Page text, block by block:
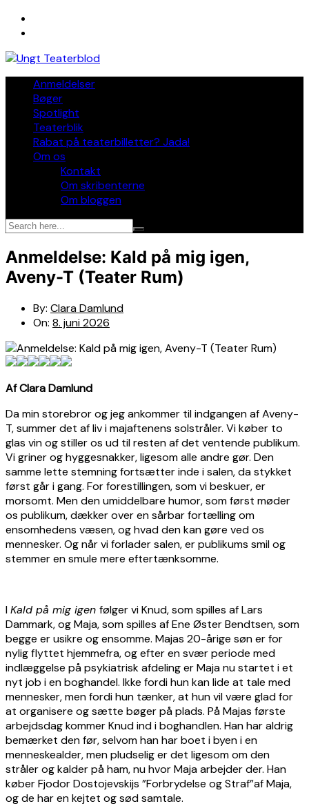
Skip
Anmeldelser
Bøger
Spotlight
Teaterblik
Rabat på teaterbilletter? Jada!
Om os
Kontakt
Om skribenterne
Om bloggen
Anmeldelse: Kald på mig igen,
Aveny-T (Teater Rum)
By: Clara Damlund
On: 8. juni 2026
Af Clara Damlund
Da min storebror og jeg ankommer til indgangen af Aveny-
T, summer det af liv i majaftenens solstråler. Vi køber to
glas vin og stiller os ud til resten af det ventende publikum.
Vi griner og hyggesnakker, ligesom alle andre gør. Den
samme lette stemning fortsætter inde i salen, da stykket
først går i gang. For forestillingen, som vi beskuer, er
morsomt. Men den umiddelbare humor, som først møder
os publikum, dækker over en sårbar fortælling om
ensomhedens væsen, og hvad den kan gøre ved os
mennesker. Og når vi forlader salen, er publikums smil og
stemmer en smule mere eftertænksomme.
IKald på mig igen følger vi Knud, som spilles af Lars
Dammark, og Maja, som spilles af Ene Øster Bendtsen, som
begge er usikre og ensomme. Majas 20-årige søn er for
nylig flyttet hjemmefra, og efter en svær periode med
indlæggelse på psykiatrisk afdeling er Maja nu startet i et
nyt job i en boghandel. Ikke fordi hun kan lide at tale med
mennesker, men fordi hun tænker, at hun vil være glad for
at organisere og sætte bøger på plads. På Majas første
arbejdsdag kommer Knud ind i boghandlen. Han har aldrig
bemærket den før, selvom han har boet i byen i en
menneskealder, men pludselig er det ligesom om den
stråler og kalder på ham, nu hvor Maja arbejder der. Han
køber Fjodor Dostojevskijs ”Forbrydelse og Straf”af Maja,
og de har en kejtet og sød samtale.